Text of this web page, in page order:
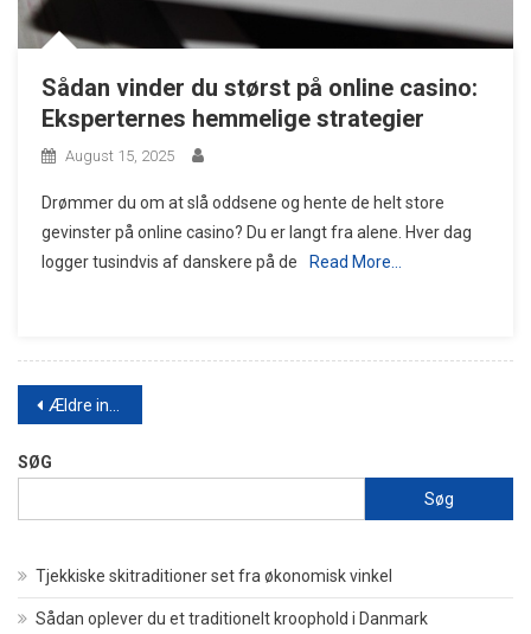
Sådan vinder du størst på online casino:
Eksperternes hemmelige strategier
August 15, 2025
Drømmer du om at slå oddsene og hente de helt store
gevinster på online casino? Du er langt fra alene. Hver dag
logger tusindvis af danskere på de
Read More…
Navigation
til
Ældre indlæg
SØG
Søg
Tjekkiske skitraditioner set fra økonomisk vinkel
Sådan oplever du et traditionelt kroophold i Danmark